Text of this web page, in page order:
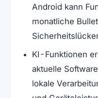
Android kann
monatliche
KI-Funktionen
aktuelle
lokale